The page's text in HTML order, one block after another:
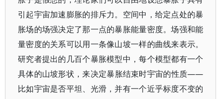
引起宇宙加速膨胀的排斥力。空间中，给定点处的暴
胀场的场强决定了那一点的暴胀能量密度。场强和能
量密度的关系可以用一条像山坡一样的曲线来表示。
研究者提出的几百个暴胀模型中，每个模型都有一个
具体的山坡形状，来决定暴胀结束时宇宙的性质——
比如宇宙是否平坦、光滑，并有一个近乎标度不变的